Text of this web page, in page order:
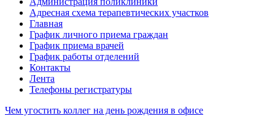
Адресная схема терапевтических участков
Главная
График личного приема граждан
График приема врачей
График работы отделений
Контакты
Лента
Телефоны регистратуры
Чем угостить коллег на день рождения в офисе